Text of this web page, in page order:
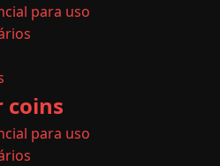
para uso
coins
para uso